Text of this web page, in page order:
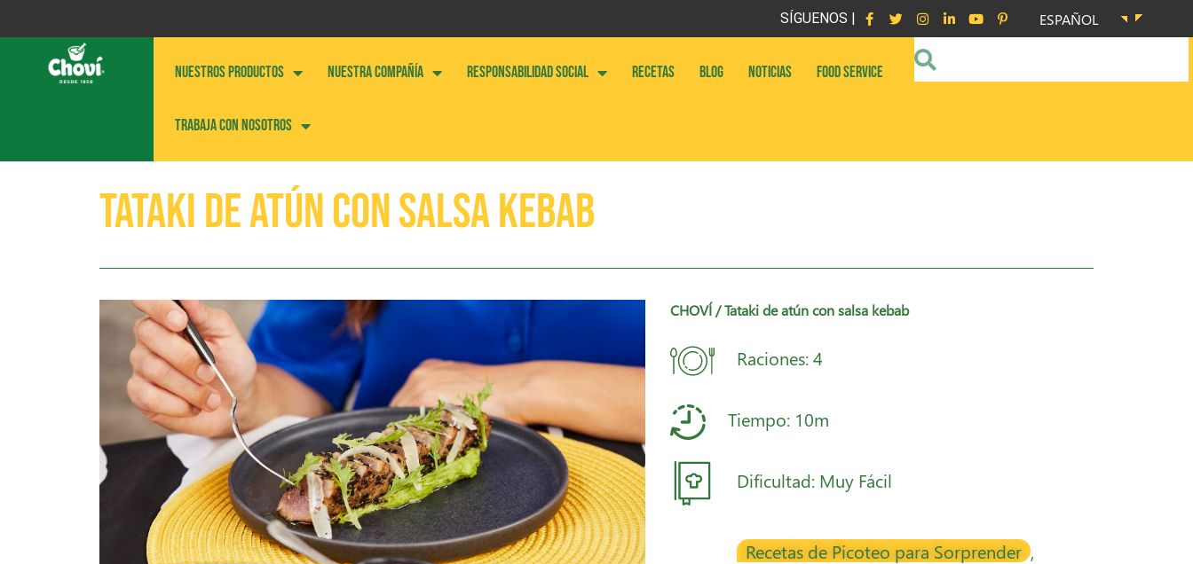
SÍGUENOS | ESPAÑOL
NUESTROS PRODUCTOS NUESTRA COMPAÑÍA RESPONSABILIDAD SOCIAL RECETAS BLOG NOTICIAS FOOD SERVICE
Trabaja con nosotros
Tataki de atún con salsa kebab
CHOVÍ / Tataki de atún con salsa kebab
Raciones: 4
Tiempo: 10m
Dificultad: Muy Fácil
Recetas de Picoteo para Sorprender ,